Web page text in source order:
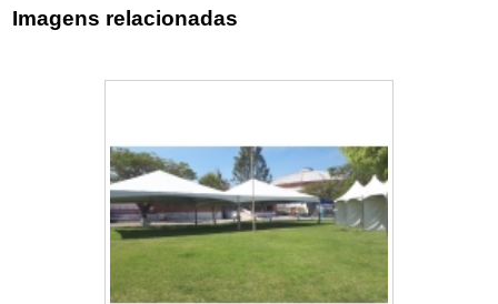
Imagens relacionadas